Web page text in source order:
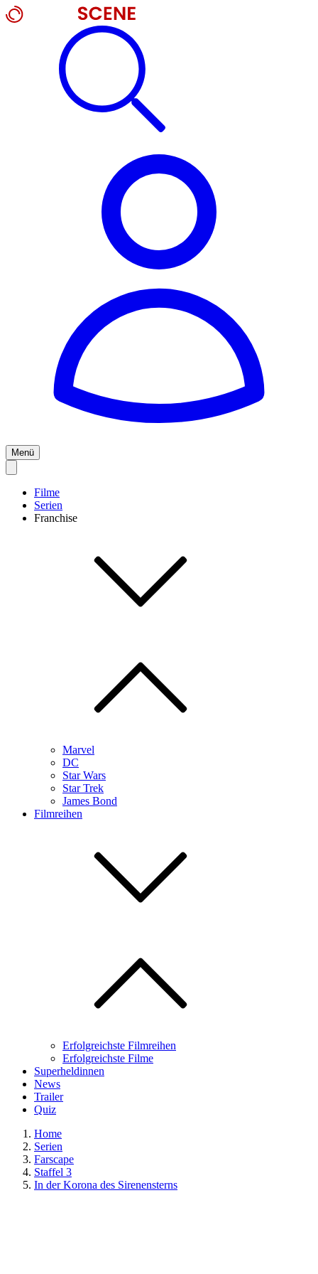
Menü
Filme
Serien
Franchise
Marvel
DC
Star Wars
Star Trek
James Bond
Filmreihen
Erfolgreichste Filmreihen
Erfolgreichste Filme
Superheldinnen
News
Trailer
Quiz
Home
Serien
Farscape
Staffel 3
In der Korona des Sirenensterns